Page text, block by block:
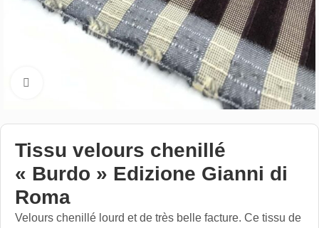
Tissu velours chenillé
« Burdo » Edizione Gianni di
Roma
Velours chenillé lourd et de très belle facture. Ce tissu de